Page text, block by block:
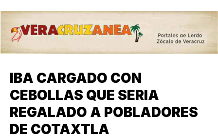
IBA CARGADO CON
CEBOLLAS QUE SERIA
REGALADO A POBLADORES
DE COTAXTLA